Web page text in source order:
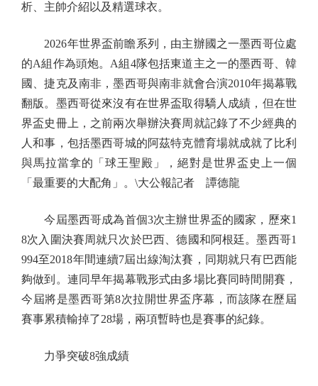
析、主帥介紹以及精選球衣。
2026年世界盃前瞻系列，由主辦國之一墨西哥位處
的A組作為頭炮。A組4隊包括東道主之一的墨西哥、韓
國、捷克及南非，墨西哥與南非就會合演2010年揭幕戰
翻版。墨西哥從來沒有在世界盃取得驕人成績，但在世
界盃史冊上，之前兩次舉辦決賽周就記錄了不少經典的
人和事，包括墨西哥城的阿茲特克體育場就成就了比利
與馬拉當拿的「球王聖殿」，絕對是世界盃史上一個
「最重要的大配角」。\大公報記者 譚德龍
今屆墨西哥成為首個3次主辦世界盃的國家，歷來1
8次入圍決賽周就只次於巴西、德國和阿根廷。墨西哥1
994至2018年間連續7屆出線淘汰賽，同期就只有巴西能
夠做到。連同早年揭幕戰形式由多場比賽同時間開賽，
今屆將是墨西哥第8次拉開世界盃序幕，而該隊在歷屆
賽事累積輸掉了28場，兩項暫時也是賽事的紀錄。
力爭突破8強成績